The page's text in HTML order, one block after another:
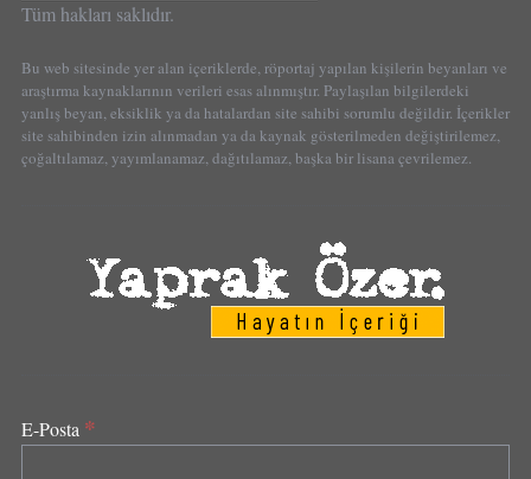
Tüm hakları saklıdır.
Bu web sitesinde yer alan içeriklerde, röportaj yapılan kişilerin beyanları ve
araştırma kaynaklarının verileri esas alınmıştır. Paylaşılan bilgilerdeki
yanlış beyan, eksiklik ya da hatalardan site sahibi sorumlu değildir. İçerikler
site sahibinden izin alınmadan ya da kaynak gösterilmeden değiştirilemez,
çoğaltılamaz, yayımlanamaz, dağıtılamaz, başka bir lisana çevrilemez.
E-Posta *